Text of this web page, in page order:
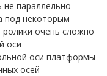
параллельно
под некоторым
ролики очень сложно
оси
оси платформы
осей